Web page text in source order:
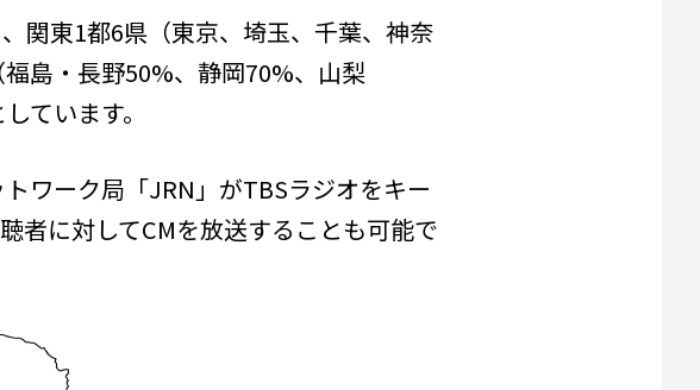
関東1都6県（東京、埼玉、千葉、神奈
島・長野50%、静岡70%、山梨
ています。
ワーク局「JRN」がTBSラジオをキー
者に対してCMを放送することも可能で